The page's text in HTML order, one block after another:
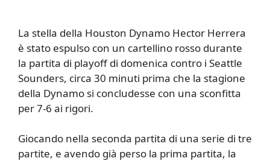
La stella della Houston Dynamo Hector Herrera
è stato espulso con un cartellino rosso durante
la partita di playoff di domenica contro i Seattle
Sounders, circa 30 minuti prima che la stagione
della Dynamo si concludesse con una sconfitta
per 7-6 ai rigori.
Giocando nella seconda partita di una serie di tre
partite, e avendo già perso la prima partita, la